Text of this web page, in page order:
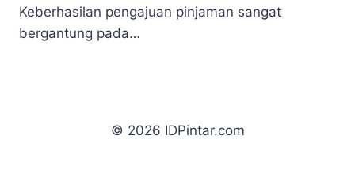
Keberhasilan pengajuan pinjaman sangat
bergantung pada…
© 2026 IDPintar.com